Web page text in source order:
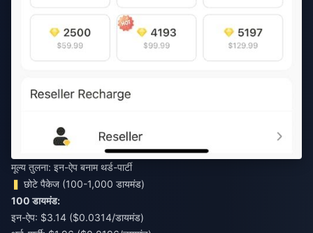
मूल्य तुलना: इन-ऐप बनाम थर्ड-पार्टी
छोटे पैकेज (100-1,000 डायमंड)
100 डायमंड:
इन-ऐप: $3.14 ($0.0314/डायमंड)